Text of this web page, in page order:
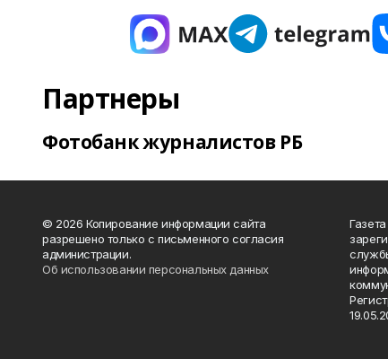
Партнеры
Фотобанк журналистов РБ
© 2026 Копирование информации сайта
разрешено только с письменного согласия
администрации.
Об использовании персональных данных